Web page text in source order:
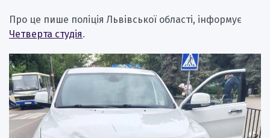
Про це пише поліція Львівської області, інформує
Четверта студія.